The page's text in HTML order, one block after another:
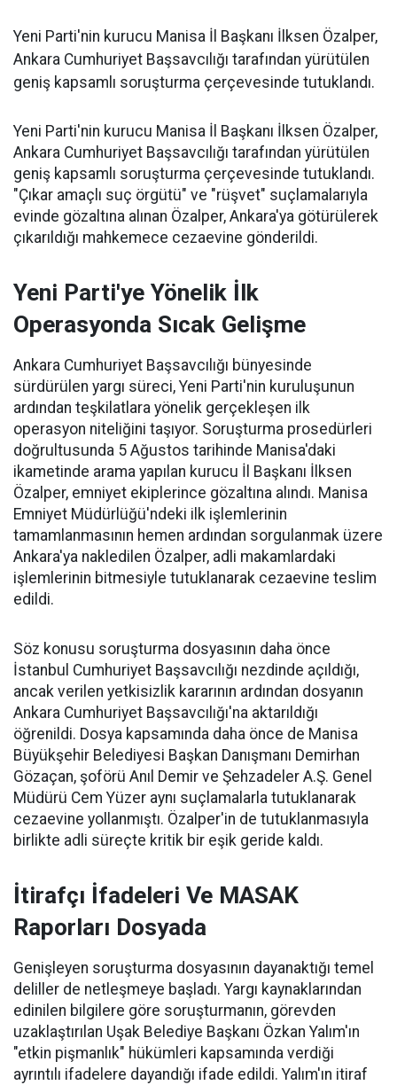
Yeni Parti'nin kurucu Manisa İl Başkanı İlksen Özalper,
Ankara Cumhuriyet Başsavcılığı tarafından yürütülen
geniş kapsamlı soruşturma çerçevesinde tutuklandı.
Yeni Parti'nin kurucu Manisa İl Başkanı İlksen Özalper,
Ankara Cumhuriyet Başsavcılığı tarafından yürütülen
geniş kapsamlı soruşturma çerçevesinde tutuklandı.
"Çıkar amaçlı suç örgütü" ve "rüşvet" suçlamalarıyla
evinde gözaltına alınan Özalper, Ankara'ya götürülerek
çıkarıldığı mahkemece cezaevine gönderildi.
Yeni Parti'ye Yönelik İlk
Operasyonda Sıcak Gelişme
Ankara Cumhuriyet Başsavcılığı bünyesinde
sürdürülen yargı süreci, Yeni Parti'nin kuruluşunun
ardından teşkilatlara yönelik gerçekleşen ilk
operasyon niteliğini taşıyor. Soruşturma prosedürleri
doğrultusunda 5 Ağustos tarihinde Manisa'daki
ikametinde arama yapılan kurucu İl Başkanı İlksen
Özalper, emniyet ekiplerince gözaltına alındı. Manisa
Emniyet Müdürlüğü'ndeki ilk işlemlerinin
tamamlanmasının hemen ardından sorgulanmak üzere
Ankara'ya nakledilen Özalper, adli makamlardaki
işlemlerinin bitmesiyle tutuklanarak cezaevine teslim
edildi.
Söz konusu soruşturma dosyasının daha önce
İstanbul Cumhuriyet Başsavcılığı nezdinde açıldığı,
ancak verilen yetkisizlik kararının ardından dosyanın
Ankara Cumhuriyet Başsavcılığı'na aktarıldığı
öğrenildi. Dosya kapsamında daha önce de Manisa
Büyükşehir Belediyesi Başkan Danışmanı Demirhan
Gözaçan, şoförü Anıl Demir ve Şehzadeler A.Ş. Genel
Müdürü Cem Yüzer aynı suçlamalarla tutuklanarak
cezaevine yollanmıştı. Özalper'in de tutuklanmasıyla
birlikte adli süreçte kritik bir eşik geride kaldı.
İtirafçı İfadeleri Ve MASAK
Raporları Dosyada
Genişleyen soruşturma dosyasının dayanaktığı temel
deliller de netleşmeye başladı. Yargı kaynaklarından
edinilen bilgilere göre soruşturmanın, görevden
uzaklaştırılan Uşak Belediye Başkanı Özkan Yalım'ın
"etkin pişmanlık" hükümleri kapsamında verdiği
ayrıntılı ifadelere dayandığı ifade edildi. Yalım'ın itiraf